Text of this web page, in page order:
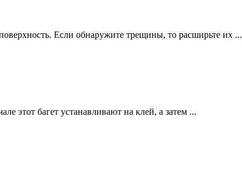
Если обнаружите трещины, то расширьте их ...
этот багет устанавливают на клей, а затем ...